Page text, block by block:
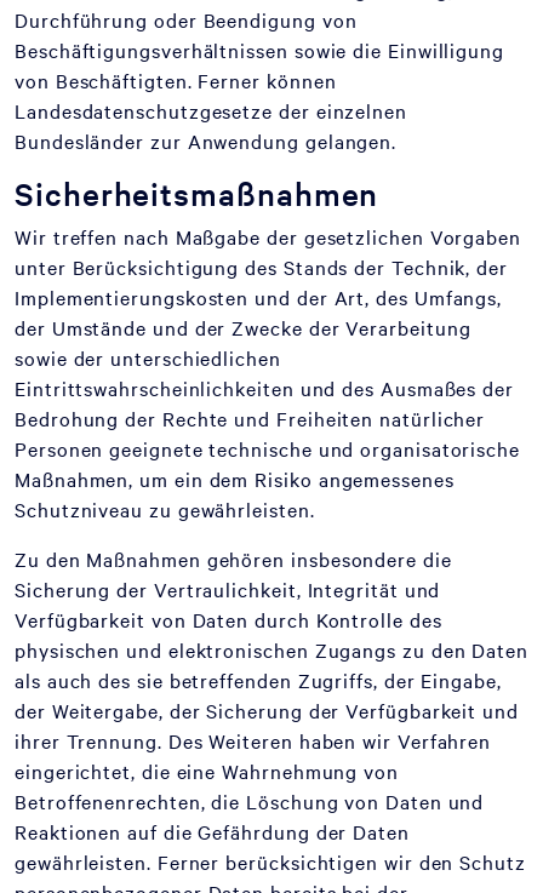
Durchführung oder Beendigung von
Beschäftigungsverhältnissen sowie die Einwilligung
von Beschäftigten. Ferner können
Landesdatenschutzgesetze der einzelnen
Bundesländer zur Anwendung gelangen.
Sicherheitsmaßnahmen
Wir treffen nach Maßgabe der gesetzlichen Vorgaben
unter Berücksichtigung des Stands der Technik, der
Implementierungskosten und der Art, des Umfangs,
der Umstände und der Zwecke der Verarbeitung
sowie der unterschiedlichen
Eintrittswahrscheinlichkeiten und des Ausmaßes der
Bedrohung der Rechte und Freiheiten natürlicher
Personen geeignete technische und organisatorische
Maßnahmen, um ein dem Risiko angemessenes
Schutzniveau zu gewährleisten.
Zu den Maßnahmen gehören insbesondere die
Sicherung der Vertraulichkeit, Integrität und
Verfügbarkeit von Daten durch Kontrolle des
physischen und elektronischen Zugangs zu den Daten
als auch des sie betreffenden Zugriffs, der Eingabe,
der Weitergabe, der Sicherung der Verfügbarkeit und
ihrer Trennung. Des Weiteren haben wir Verfahren
eingerichtet, die eine Wahrnehmung von
Betroffenenrechten, die Löschung von Daten und
Reaktionen auf die Gefährdung der Daten
gewährleisten. Ferner berücksichtigen wir den Schutz